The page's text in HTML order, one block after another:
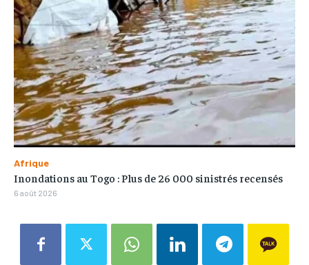
Afrique
Inondations au Togo : Plus de 26 000 sinistrés recensés
6 août 2026